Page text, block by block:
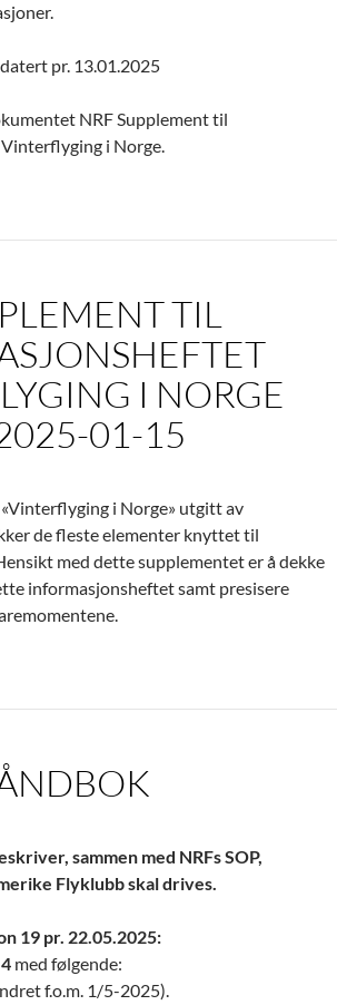
pr. 13.01.2025
NRF Supplement til
i Norge.
TIL
I NORGE
01-15
i Norge» utgitt av
de fleste elementer knyttet til
med dette supplementet er å dekke
informasjonsheftet samt presisere
sammen med NRFs SOP,
Flyklubb skal drives.
19 pr. 22.05.2025:
med følgende:
f.o.m. 1/5-2025).